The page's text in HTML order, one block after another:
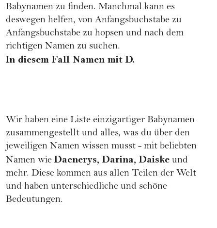
Babynamen zu finden. Manchmal kann es
deswegen helfen, von Anfangsbuchstabe zu
Anfangsbuchstabe zu hopsen und nach dem
richtigen Namen zu suchen.
In diesem Fall Namen mit D.
Wir haben eine Liste einzigartiger Babynamen
zusammengestellt und alles, was du über den
jeweiligen Namen wissen musst - mit beliebten
Namen wieDaenerys, Darina, Daiske und
mehr. Diese kommen aus allen Teilen der Welt
und haben unterschiedliche und schöne
Bedeutungen.